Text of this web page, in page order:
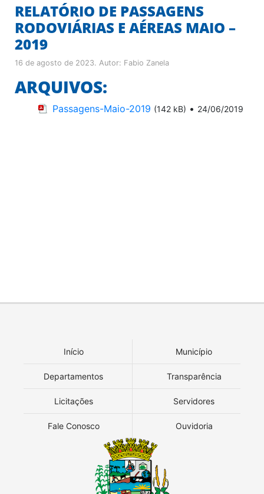
RELATÓRIO DE PASSAGENS
RODOVIÁRIAS E AÉREAS MAIO –
2019
16 de agosto de 2023. Autor: Fabio Zanela
ARQUIVOS:
Passagens-Maio-2019 (142 kB) • 24/06/2019
Início Município
Departamentos Transparência
Licitações Servidores
Fale Conosco Ouvidoria